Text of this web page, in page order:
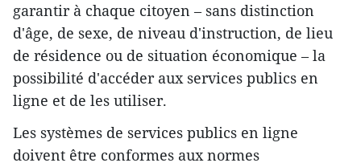
garantir à chaque citoyen – sans distinction
d'âge, de sexe, de niveau d'instruction, de lieu
de résidence ou de situation économique – la
possibilité d'accéder aux services publics en
ligne et de les utiliser.
Les systèmes de services publics en ligne
doivent être conformes aux normes